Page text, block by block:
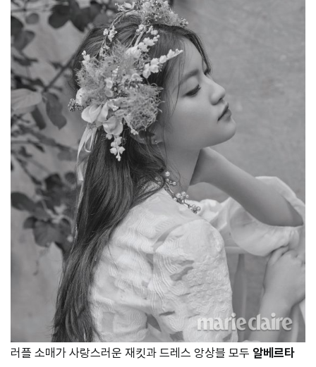
러플 소매가 사랑스러운 재킷과 드레스 앙상블 모두 알베르타